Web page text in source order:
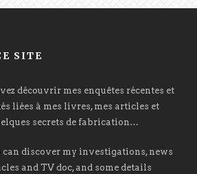
SITE
découvrir mes enquêtes récentes et
liées à mes livres, mes articles et
secrets de fabrication…
can discover my investigations, news
and TV doc, and some details